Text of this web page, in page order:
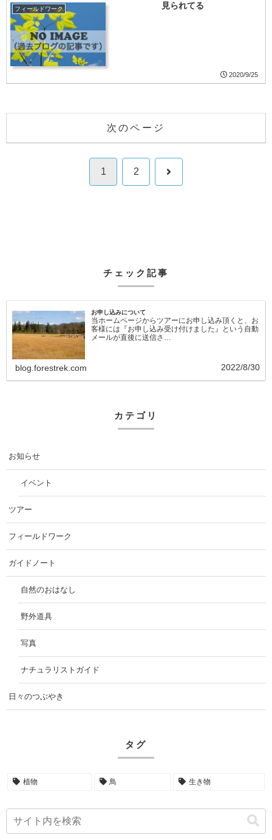
フィールドワーク 見られてる
2020/9/25
次のページ
1 2 次
チェック記事
お申し込みについて
当ホームページからツアーにお申し込み頂くと、お
客様には『お申し込み受け付けました』という自動
メールが直後に送信さ…
blog.forestrek.com 2022/8/30
カテゴリ
お知らせ
イベント
ツアー
フィールドワーク
ガイドノート
自然のおはなし
野外道具
写真
ナチュラリストガイド
日々のつぶやき
タグ
植物 鳥 生き物